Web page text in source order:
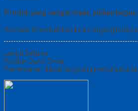
Produk yang sangat tepat, pilihan
Berhasil ditambahkan ke keranjang belanja
Lanjut Belanja
Produk Quick Order
Pemesanan dapat langsung